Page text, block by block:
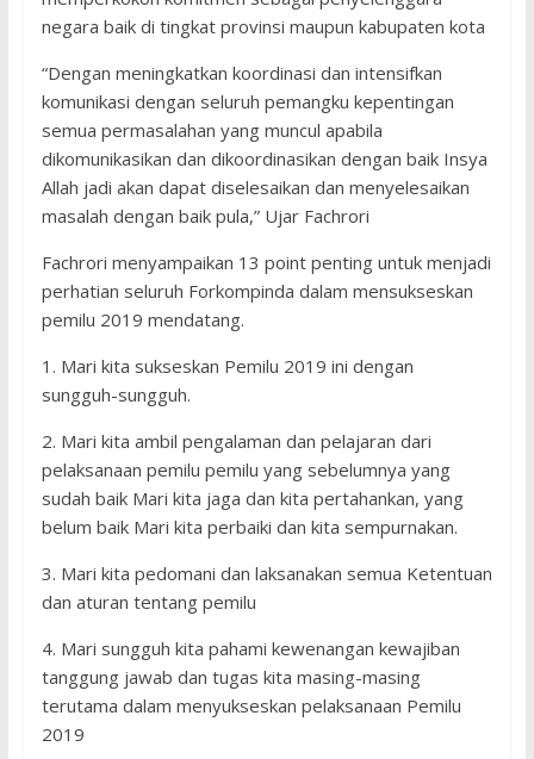
negara baik di tingkat provinsi maupun kabupaten kota
“Dengan meningkatkan koordinasi dan intensifkan
komunikasi dengan seluruh pemangku kepentingan
semua permasalahan yang muncul apabila
dikomunikasikan dan dikoordinasikan dengan baik Insya
Allah jadi akan dapat diselesaikan dan menyelesaikan
masalah dengan baik pula,” Ujar Fachrori
Fachrori menyampaikan 13 point penting untuk menjadi
perhatian seluruh Forkompinda dalam mensukseskan
pemilu 2019 mendatang.
1. Mari kita sukseskan Pemilu 2019 ini dengan
sungguh-sungguh.
2. Mari kita ambil pengalaman dan pelajaran dari
pelaksanaan pemilu pemilu yang sebelumnya yang
sudah baik Mari kita jaga dan kita pertahankan, yang
belum baik Mari kita perbaiki dan kita sempurnakan.
3. Mari kita pedomani dan laksanakan semua Ketentuan
dan aturan tentang pemilu
4. Mari sungguh kita pahami kewenangan kewajiban
tanggung jawab dan tugas kita masing-masing
terutama dalam menyukseskan pelaksanaan Pemilu
2019